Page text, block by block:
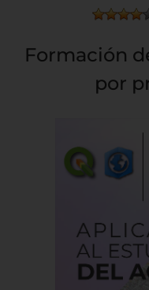
Formación
por